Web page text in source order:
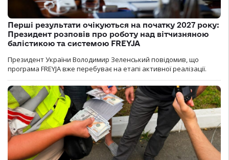
Перші результати очікуються на початку 2027 року:
Президент розповів про роботу над вітчизняною
балістикою та системою FREYJA
Президент України Володимир Зеленський повідомив, що
програма FREYJA вже перебуває на етапі активної реалізації.